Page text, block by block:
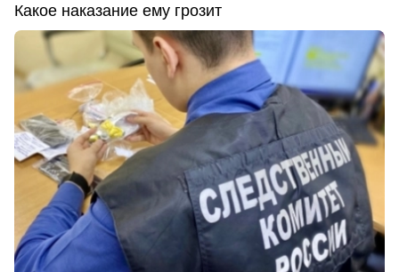
Какое наказание ему грозит